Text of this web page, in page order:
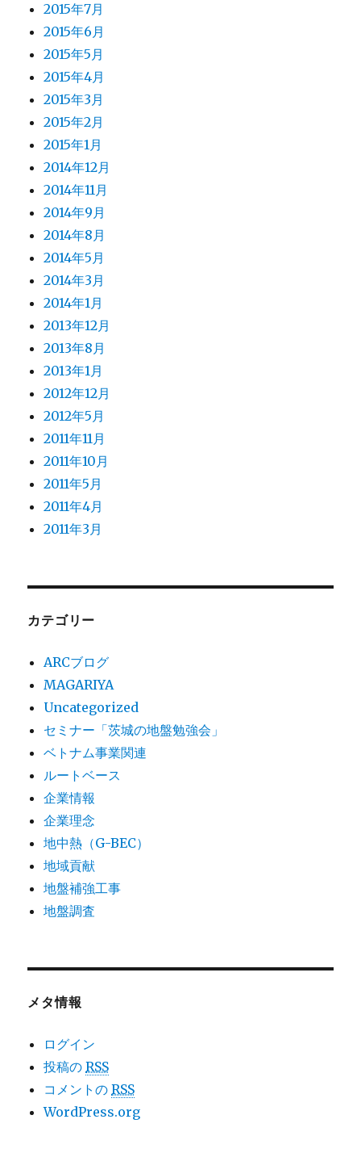
2015年7月
2015年6月
2015年5月
2015年4月
2015年3月
2015年2月
2015年1月
2014年12月
2014年11月
2014年9月
2014年8月
2014年5月
2014年3月
2014年1月
2013年12月
2013年8月
2013年1月
2012年12月
2012年5月
2011年11月
2011年10月
2011年5月
2011年4月
2011年3月
カテゴリー
ARCブログ
MAGARIYA
Uncategorized
セミナー「茨城の地盤勉強会」
ベトナム事業関連
ルートベース
企業情報
企業理念
地中熱（G-BEC）
地域貢献
地盤補強工事
地盤調査
メタ情報
ログイン
投稿のRSS
コメントのRSS
WordPress.org